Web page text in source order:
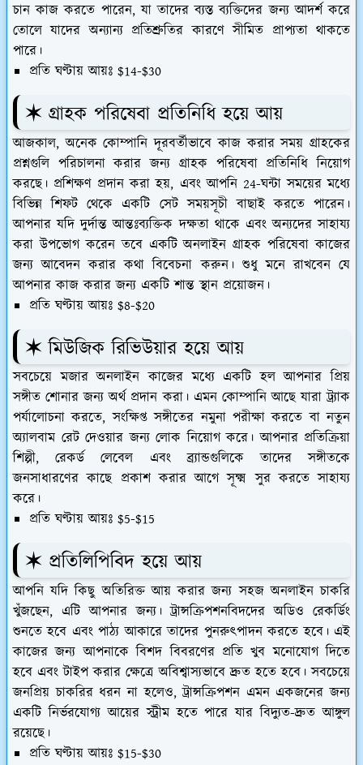
চান কাজ করতে পারেন, যা তাদের ব্যস্ত ব্যক্তিদের জন্য আদর্শ করে
তোলে যাদের অন্যান্য প্রতিশ্রুতির কারণে সীমিত প্রাপ্যতা থাকতে
পারে।
প্রতি ঘণ্টায় আয়ঃ $14-$30
✶ গ্রাহক পরিষেবা প্রতিনিধি হয়ে আয়
আজকাল, অনেক কোম্পানি দূরবর্তীভাবে কাজ করার সময় গ্রাহকের
প্রশ্নগুলি পরিচালনা করার জন্য গ্রাহক পরিষেবা প্রতিনিধি নিয়োগ
করছে। প্রশিক্ষণ প্রদান করা হয়, এবং আপনি 24-ঘন্টা সময়ের মধ্যে
বিভিন্ন শিফট থেকে একটি সেট সময়সূচী বাছাই করতে পারেন।
আপনার যদি দুর্দান্ত আন্তঃব্যক্তিক দক্ষতা থাকে এবং অন্যদের সাহায্য
করা উপভোগ করেন তবে একটি অনলাইন গ্রাহক পরিষেবা কাজের
জন্য আবেদন করার কথা বিবেচনা করুন। শুধু মনে রাখবেন যে
আপনার কাজ করার জন্য একটি শান্ত স্থান প্রয়োজন।
প্রতি ঘণ্টায় আয়ঃ $8-$20
✶ মিউজিক রিভিউয়ার হয়ে আয়
সবচেয়ে মজার অনলাইন কাজের মধ্যে একটি হল আপনার প্রিয়
সঙ্গীত শোনার জন্য অর্থ প্রদান করা। এমন কোম্পানি আছে যারা ট্র্যাক
পর্যালোচনা করতে, সংক্ষিপ্ত সঙ্গীতের নমুনা পরীক্ষা করতে বা নতুন
অ্যালবাম রেট দেওয়ার জন্য লোক নিয়োগ করে। আপনার প্রতিক্রিয়া
শিল্পী, রেকর্ড লেবেল এবং ব্র্যান্ডগুলিকে তাদের সঙ্গীতকে
জনসাধারণের কাছে প্রকাশ করার আগে সূক্ষ্ম সুর করতে সাহায্য
করে।
প্রতি ঘণ্টায় আয়ঃ $5-$15
✶ প্রতিলিপিবিদ হয়ে আয়
আপনি যদি কিছু অতিরিক্ত আয় করার জন্য সহজ অনলাইন চাকরি
খুঁজছেন, এটি আপনার জন্য। ট্রান্সক্রিপশনবিদদের অডিও রেকর্ডিং
শুনতে হবে এবং পাঠ্য আকারে তাদের পুনরুত্পাদন করতে হবে। এই
কাজের জন্য আপনাকে বিশদ বিবরণের প্রতি খুব মনোযোগ দিতে
হবে এবং টাইপ করার ক্ষেত্রে অবিশ্বাস্যভাবে দ্রুত হতে হবে। সবচেয়ে
জনপ্রিয় চাকরির ধরন না হলেও, ট্রান্সক্রিপশন এমন একজনের জন্য
একটি নির্ভরযোগ্য আয়ের স্ট্রীম হতে পারে যার বিদ্যুত-দ্রুত আঙ্গুল
রয়েছে।
প্রতি ঘণ্টায় আয়ঃ $15-$30